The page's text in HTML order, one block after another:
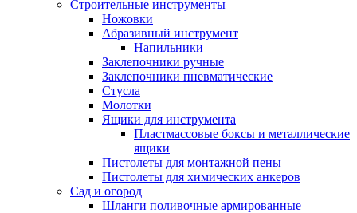
Строительные инструменты
Ножовки
Абразивный инструмент
Напильники
Заклепочники ручные
Заклепочники пневматические
Стусла
Молотки
Ящики для инструмента
Пластмассовые боксы и металлические
ящики
Пистолеты для монтажной пены
Пистолеты для химических анкеров
Сад и огород
Шланги поливочные армированные